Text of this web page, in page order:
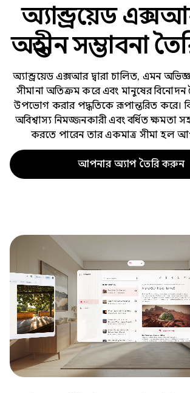
অ্যান্ড্রয়েড
অন্তহীন সম্ভাবনা
অ্যান্ড্রয়েড এক্সআর দ্বারা চালিত, এমন
সীমানা অতিক্রম করে এবং মানুষের বিনোদন
উপভোগ করার পদ্ধতিকে রূপান্তরিত করে।
অবিশ্বাস্য নিমজ্জনকারী এবং বর্ধিত ক্ষমতা
করতে পারেন তার একমাত্র সীমা হল
আপনার অ্যাপ তৈরি করুন